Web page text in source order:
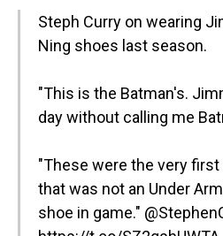
Steph Curry on wearing
Ning shoes last season.
"This is the Batman's.
day without calling me
"These were the very
that was not an Under
shoe in game."